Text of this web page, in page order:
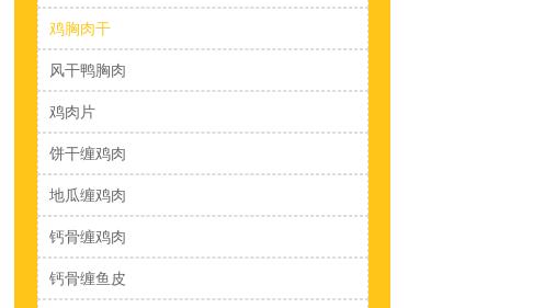
鸡胸肉干
风干鸭胸肉
鸡肉片
饼干缠鸡肉
地瓜缠鸡肉
钙骨缠鸡肉
钙骨缠鱼皮